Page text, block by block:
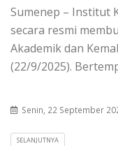
Sumenep – Institut
secara resmi
Akademik dan
(22/9/2025).
Senin, 22 September
SELANJUTNYA